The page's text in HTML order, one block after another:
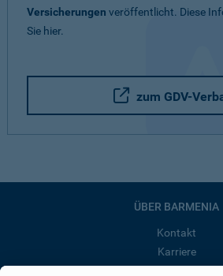
Versicherungen veröffentlicht. Diese
Sie hier.
zum GDV-
ÜBER BARMENIA
Kontakt
Karriere